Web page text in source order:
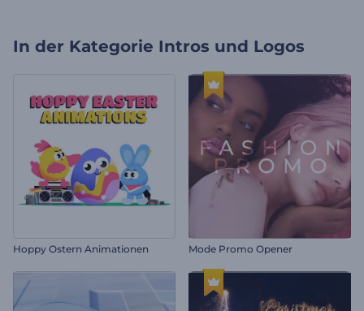
In der Kategorie Intros und Logos
Hoppy Ostern Animationen Mode Promo Opener